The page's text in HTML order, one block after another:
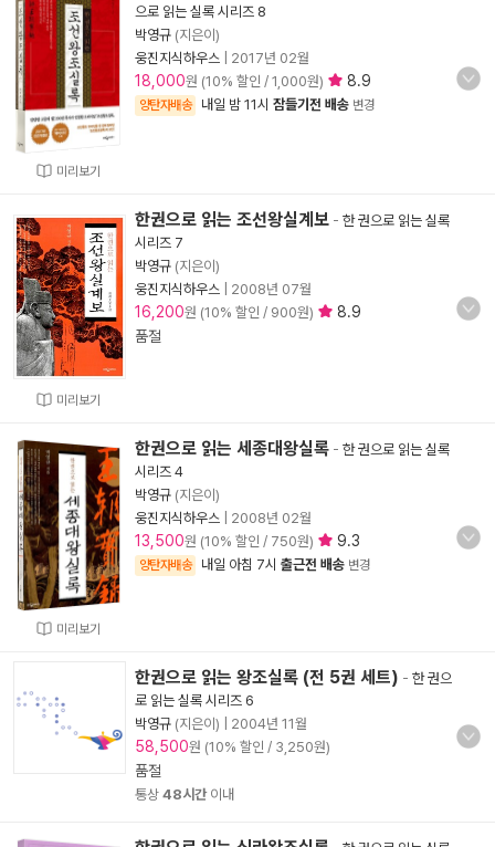
미리보기
으로 읽는 실록 시리즈 8
박영규 (지은이)
웅진지식하우스
2017년 02월
18,000원 (10% 할인 / 1,000원) 8.9
양탄자배송 내일 밤 11시 잠들기전 배송 변경
미리보기
한권으로 읽는 조선왕실계보 - 한 권으로 읽는 실록
시리즈 7
박영규 (지은이)
웅진지식하우스
2008년 07월
16,200원 (10% 할인 / 900원)
8.9
품절
미리보기
한권으로 읽는 세종대왕실록 - 한 권으로 읽는 실록
시리즈 4
박영규 (지은이)
웅진지식하우스
2008년 02월
13,500원 (10% 할인 / 750원) 9.3
양탄자배송 내일 아침 7시 출근전 배송 변경
한권으로 읽는 왕조실록 (전 5권 세트) - 한 권으
로 읽는 실록 시리즈 6
박영규 (지은이) 2004년 11월
58,500원 (10% 할인 / 3,250원)
품절
통상 48시간이내